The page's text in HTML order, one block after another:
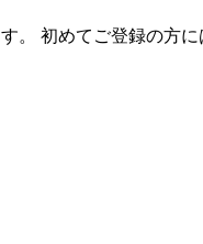
初めてご登録の方に